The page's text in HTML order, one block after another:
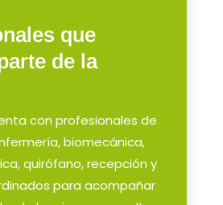
que
de la
con profesionales de
biomecánica,
quirófano, recepción y
para acompañar